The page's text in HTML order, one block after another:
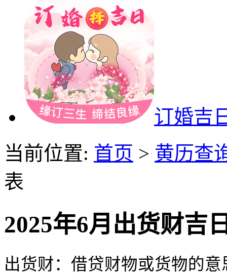
订婚吉
当前位置: 首页 > 黄历查
表
2025年6月出货财吉
出货财：借贷财物或货物的意